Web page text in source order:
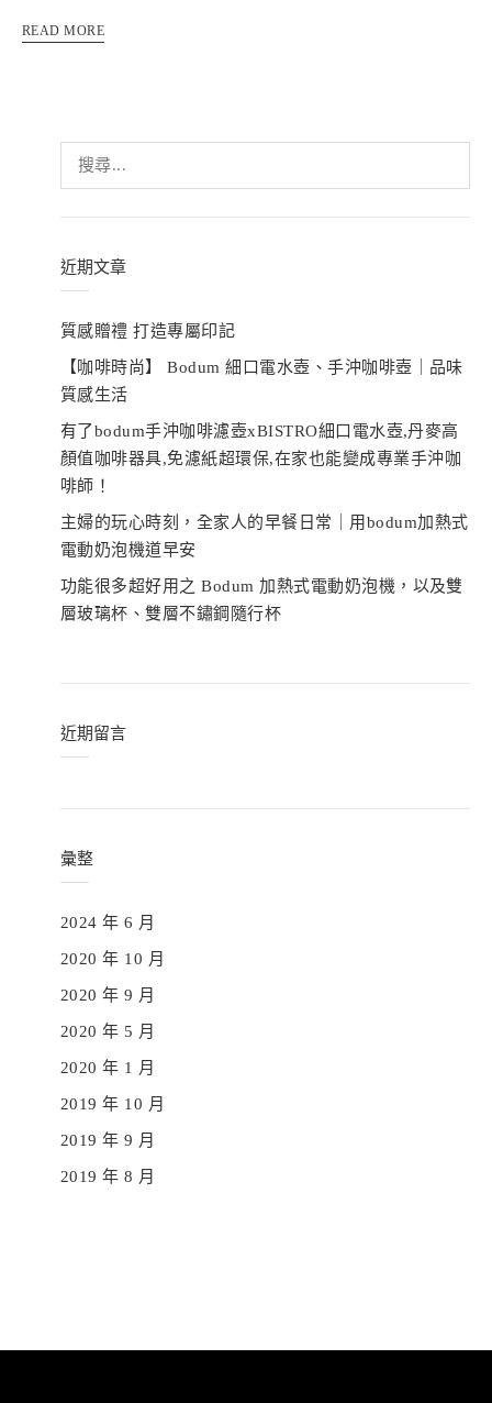
READ MORE
字:
近期文章
質感贈禮 打造專屬印記
【咖啡時尚】 Bodum 細口電水壺、手沖咖啡壺｜品味
質感生活
有了bodum手沖咖啡濾壺xBISTRO細口電水壺,丹麥高
顏值咖啡器具,免濾紙超環保,在家也能變成專業手沖咖
啡師！
主婦的玩心時刻，全家人的早餐日常｜用bodum加熱式
電動奶泡機道早安
功能很多超好用之 Bodum 加熱式電動奶泡機，以及雙
層玻璃杯、雙層不鏽鋼隨行杯
近期留言
彙整
2024 年 6 月
2020 年 10 月
2020 年 9 月
2020 年 5 月
2020 年 1 月
2019 年 10 月
2019 年 9 月
2019 年 8 月